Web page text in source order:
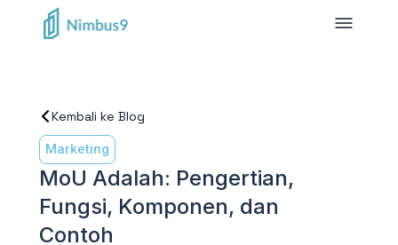
Kembali ke Blog
Marketing
MoU Adalah: Pengertian,
Fungsi, Komponen, dan
Contoh